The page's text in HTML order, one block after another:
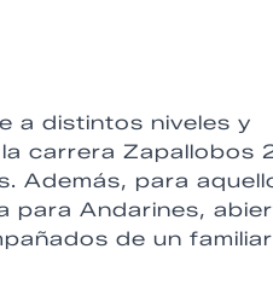
a distintos niveles y
carrera Zapallobos
Además, para
para Andarines,
de un